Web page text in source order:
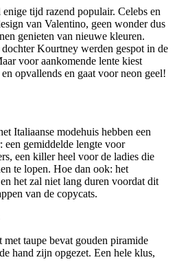
tijd razend populair. Celebs en
van Valentino, geen wonder dus
genieten van nieuwe kleuren.
Kourtney werden gespot in de
voor aankomende lente kiest
opvallends en gaat voor neon geel!
Italiaanse modehuis hebben een
een gemiddelde lengte voor
een killer heel voor de ladies die
te lopen. Hoe dan ook: het
het zal niet lang duren voordat dit
van de copycats.
taupe bevat gouden piramide
hand zijn opgezet. Een hele klus,